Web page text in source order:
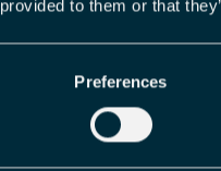
to them or that
Preferences
haft sina
innan vi är i
kan fortsätta växa
support